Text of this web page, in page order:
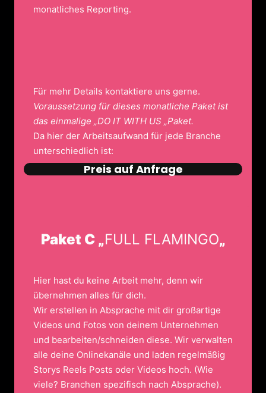
monatliches Reporting.
Für mehr Details kontaktiere uns gerne.
Voraussetzung für dieses monatliche Paket ist
das einmalige „DO IT WITH US „Paket.
Da hier der Arbeitsaufwand für jede Branche
unterschiedlich ist:
Preis auf Anfrage
Paket C „FULL FLAMINGO„
Hier hast du keine Arbeit mehr, denn wir
übernehmen alles für dich.
Wir erstellen in Absprache mit dir großartige
Videos und Fotos von deinem Unternehmen
und bearbeiten/schneiden diese. Wir verwalten
alle deine Onlinekanäle und laden regelmäßig
Storys Reels Posts oder Videos hoch. (Wie
viele? Branchen spezifisch nach Absprache).